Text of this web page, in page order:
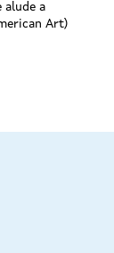
alude a
Art)